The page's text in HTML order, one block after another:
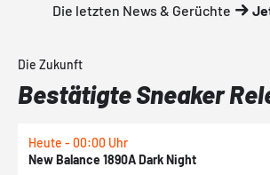
Die letzten News & Gerüchte
Die Zukunft
Bestätigte Sneaker
Heute - 00:00 Uhr
New Balance 1890A Dark Night